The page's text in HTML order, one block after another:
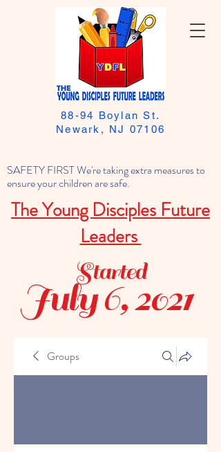
SAFETY FIRST We're taking extra measures to
ensure your children are safe.
The Young Disciples Future
Leaders
88-94 Boylan St.
Newark, NJ 07106
July 6, 2021
Started
Groups